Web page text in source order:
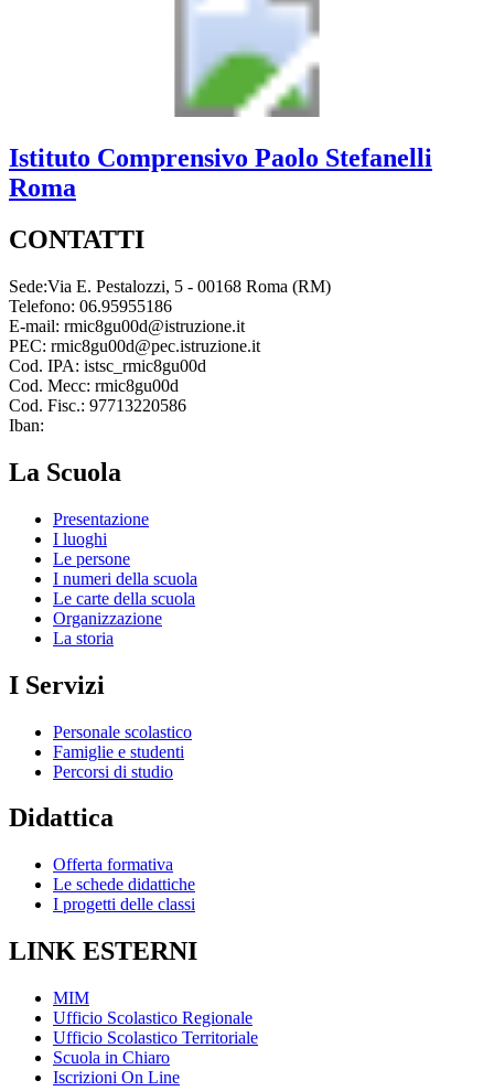
Istituto Comprensivo Paolo Stefanelli
Roma
CONTATTI
Sede:Via E. Pestalozzi, 5 - 00168 Roma (RM)
Telefono: 06.95955186
E-mail: rmic8gu00d@istruzione.it
PEC: rmic8gu00d@pec.istruzione.it
Cod. IPA: istsc_rmic8gu00d
Cod. Mecc: rmic8gu00d
Cod. Fisc.: 97713220586
Iban:
La Scuola
Presentazione
I luoghi
Le persone
I numeri della scuola
Le carte della scuola
Organizzazione
La storia
I Servizi
Personale scolastico
Famiglie e studenti
Percorsi di studio
Didattica
Offerta formativa
Le schede didattiche
I progetti delle classi
LINK ESTERNI
MIM
Ufficio Scolastico Regionale
Ufficio Scolastico Territoriale
Scuola in Chiaro
Iscrizioni On Line